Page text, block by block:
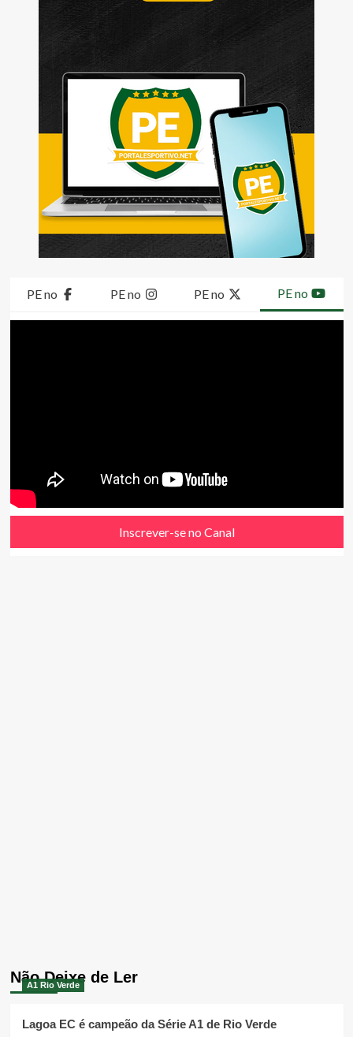
PE no PE no PE no PE no
Inscrever-se no Canal
Não Deixe de Ler
A1 Rio Verde
Lagoa EC é campeão da Série A1 de Rio Verde